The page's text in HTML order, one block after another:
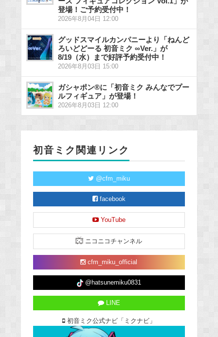
登場！ご予約受付中！
2026年8月04日 12:00
グッドスマイルカンパニーより「ねんど
ろいどどーる 初音ミク ∞Ver.」が
8/19（水）まで好評予約受付中！
2026年8月03日 15:00
ガシャポン®に「初音ミク みんなでプー
ルフィギュア」が登場！
2026年8月03日 12:00
初音ミク関連リンク
@cfm_miku
facebook
YouTube
ニコニコチャンネル
cfm_miku_official
@hatsunemiku0831
LINE
初音ミク公式ナビ「ミクナビ」